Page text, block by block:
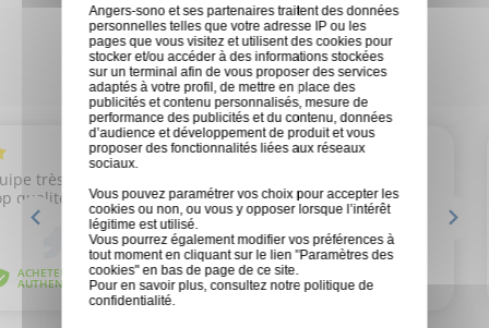
Des conseils personnalisés en
fonction de vos besoins
Angers-sono et ses partenaires traitent des données
personnelles telles que votre adresse IP ou les
pages que vous visitez et utilisent des cookies pour
stocker et/ou accéder à des informations stockées
sur un terminal afin de vous proposer des services
adaptés à votre profil, de mettre en place des
publicités et contenu personnalisés, mesure de
performance des publicités et du contenu, données
d’audience et développement de produit et vous
proposer des fonctionnalités liées aux réseaux
sociaux.
Vous pouvez paramétrer vos choix pour accepter les
cookies ou non, ou vous y opposer lorsque l’intérêt
légitime est utilisé.
Vous pourrez également modifier vos préférences à
tout moment en cliquant sur le lien "Paramètres des
cookies" en bas de page de ce site.
Pour en savoir plus, consultez notrepolitique de
confidentialité